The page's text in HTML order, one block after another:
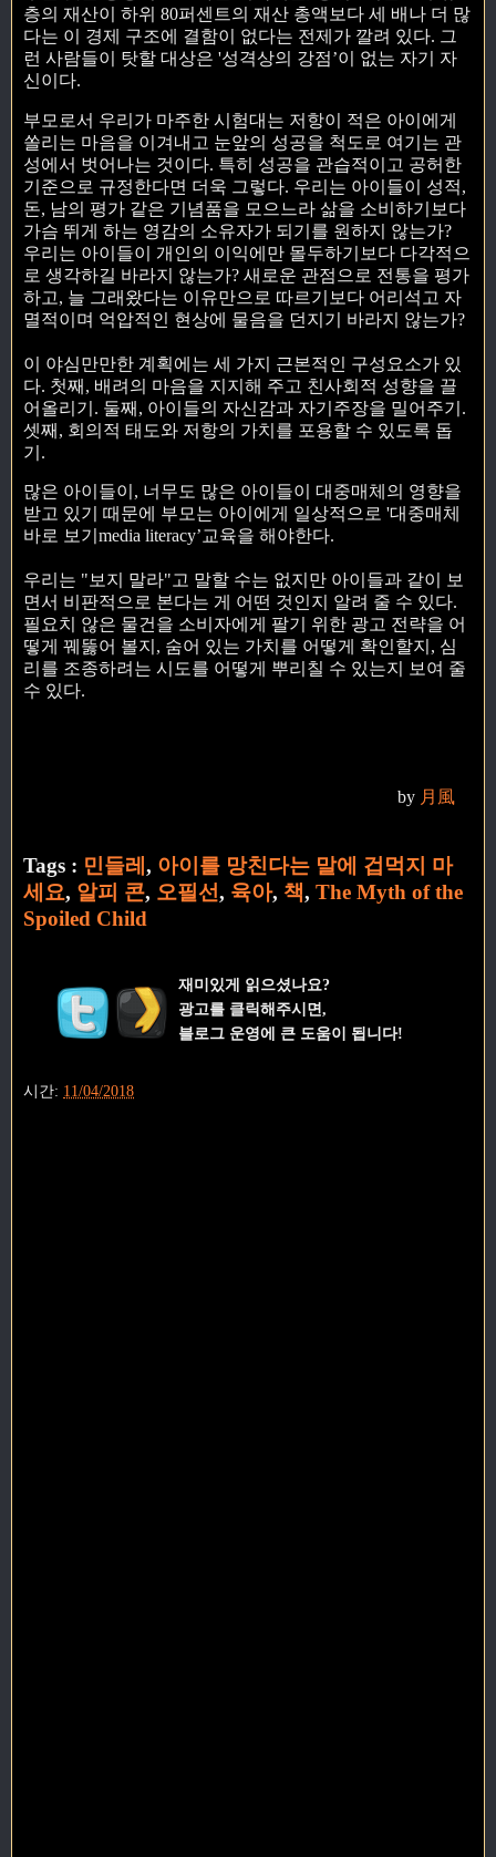
층의 재산이 하위 80퍼센트의 재산 총액보다 세 배나 더 많
다는 이 경제 구조에 결함이 없다는 전제가 깔려 있다. 그
런 사람들이 탓할 대상은 '성격상의 강점’이 없는 자기 자
신이다.
부모로서 우리가 마주한 시험대는 저항이 적은 아이에게
쏠리는 마음을 이겨내고 눈앞의 성공을 척도로 여기는 관
성에서 벗어나는 것이다. 특히 성공을 관습적이고 공허한
기준으로 규정한다면 더욱 그렇다. 우리는 아이들이 성적,
돈, 남의 평가 같은 기념품을 모으느라 삶을 소비하기보다
가슴 뛰게 하는 영감의 소유자가 되기를 원하지 않는가?
우리는 아이들이 개인의 이익에만 몰두하기보다 다각적으
로 생각하길 바라지 않는가? 새로운 관점으로 전통을 평가
하고, 늘 그래왔다는 이유만으로 따르기보다 어리석고 자
멸적이며 억압적인 현상에 물음을 던지기 바라지 않는가?
이 야심만만한 계획에는 세 가지 근본적인 구성요소가 있
다. 첫째, 배려의 마음을 지지해 주고 친사회적 성향을 끌
어올리기. 둘째, 아이들의 자신감과 자기주장을 밀어주기.
셋째, 회의적 태도와 저항의 가치를 포용할 수 있도록 돕
기.
많은 아이들이, 너무도 많은 아이들이 대중매체의 영향을
받고 있기 때문에 부모는 아이에게 일상적으로 '대중매체
바로 보기media literacy’교육을 해야한다.
우리는 "보지 말라"고 말할 수는 없지만 아이들과 같이 보
면서 비판적으로 본다는 게 어떤 것인지 알려 줄 수 있다.
필요치 않은 물건을 소비자에게 팔기 위한 광고 전략을 어
떻게 꿰뚫어 볼지, 숨어 있는 가치를 어떻게 확인할지, 심
리를 조종하려는 시도를 어떻게 뿌리칠 수 있는지 보여 줄
수 있다.
by 月風
Tags : 민들레 , 아이를 망친다는 말에 겁먹지 마
세요, 알피 콘, 오필선, 육아, 책, The Myth of the
Spoiled Child
재미있게 읽으셨나요?
광고를 클릭해주시면,
블로그 운영에 큰 도움이 됩니다!
시간: 11/04/2018